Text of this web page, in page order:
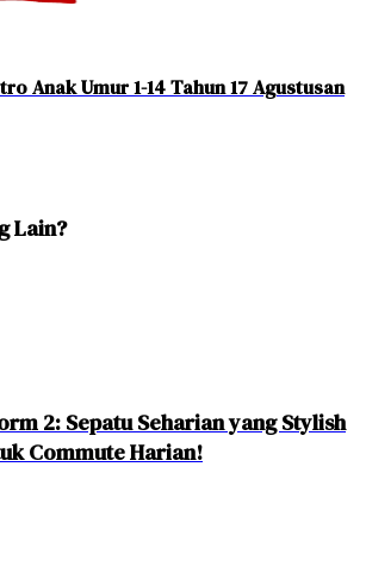
Anak Umur 1-14 Tahun 17 Agustusan
Lain?
2: Sepatu Seharian yang Stylish
Commute Harian!